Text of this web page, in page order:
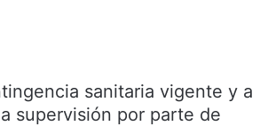
sanitaria vigente y a
supervisión por parte de